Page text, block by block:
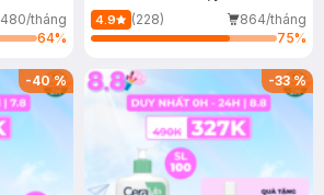
480/tháng
64%
4.9 (228)
864/tháng
75%
-40% -33%